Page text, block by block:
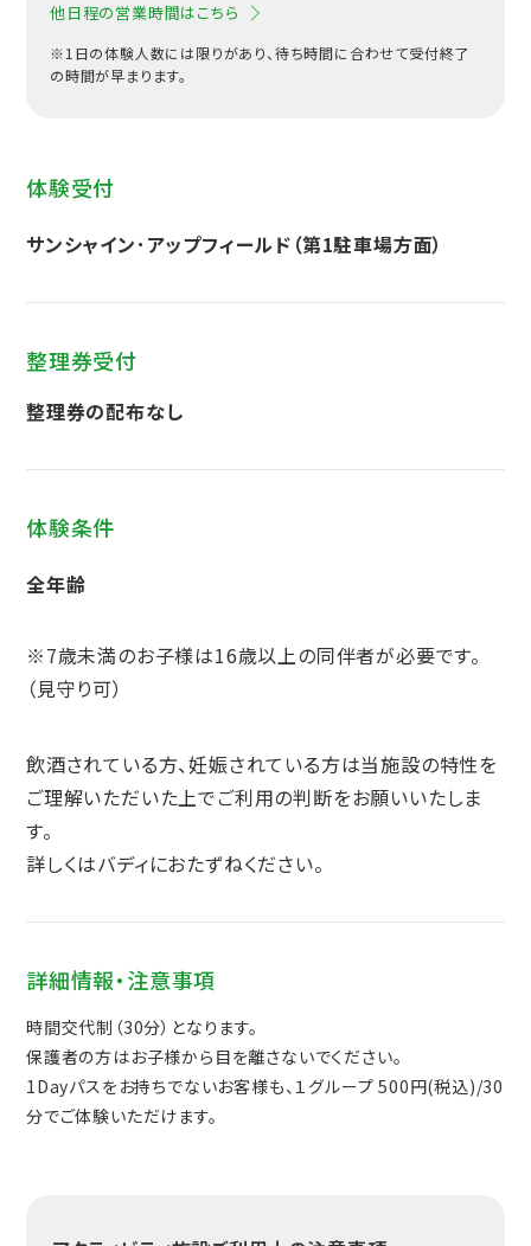
他日程の営業時間はこちら
※1日の体験人数には限りがあり、待ち時間に合わせて受付終了
の時間が早まります。
体験受付
サンシャイン･アップフィールド（第1駐車場方面）
整理券受付
整理券の配布なし
体験条件
全年齢
※7歳未満のお子様は16歳以上の同伴者が必要です。
（見守り可）
飲酒されている方、妊娠されている方は当施設の特性を
ご理解いただいた上でご利用の判断をお願いいたしま
す。
詳しくはバディにおたずねください。
詳細情報・注意事項
時間交代制（30分）となります。
保護者の方はお子様から目を離さないでください。
1Dayパスをお持ちでないお客様も、１グループ 500円(税込)/30
分でご体験いただけます。